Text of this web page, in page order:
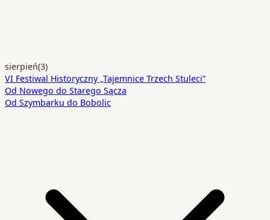
sierpień(3)
VI Festiwal Historyczny „Tajemnice Trzech Stuleci”
Od Nowego do Starego Sącza
Od Szymbarku do Bobolic